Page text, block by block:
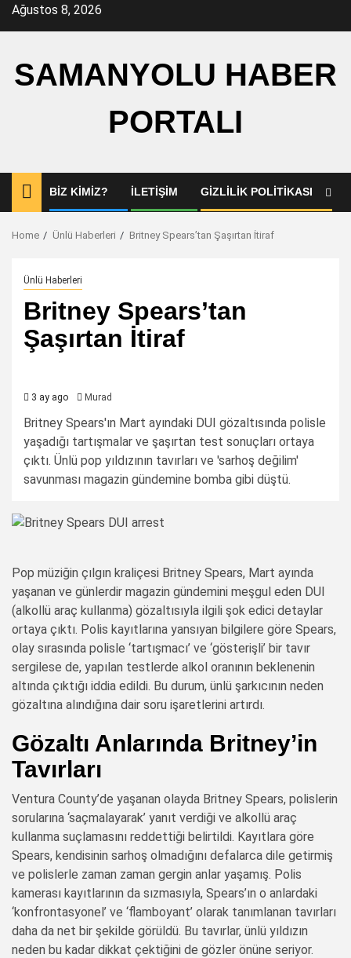
SkipAğustos 8, 2026
SAMANYOLU HABER
PORTALI
BIZ KIMIZ? İLETIŞIM GIZLILIK POLITIKASI
Home Ünlü Haberleri Britney Spears’tan Şaşırtan İtiraf
Ünlü Haberleri
Britney Spears’tan
Şaşırtan İtiraf
3 ay ago Murad
Britney Spears'ın Mart ayındaki DUI gözaltısında polisle
yaşadığı tartışmalar ve şaşırtan test sonuçları ortaya
çıktı. Ünlü pop yıldızının tavırları ve 'sarhoş değilim'
savunması magazin gündemine bomba gibi düştü.
Pop müziğin çılgın kraliçesi Britney Spears, Mart ayında
yaşanan ve günlerdir magazin gündemini meşgul eden DUI
(alkollü araç kullanma) gözaltısıyla ilgili şok edici detaylar
ortaya çıktı. Polis kayıtlarına yansıyan bilgilere göre Spears,
olay sırasında polisle ‘tartışmacı’ ve ‘gösterişli’ bir tavır
sergilese de, yapılan testlerde alkol oranının beklenenin
altında çıktığı iddia edildi. Bu durum, ünlü şarkıcının neden
gözaltına alındığına dair soru işaretlerini artırdı.
Gözaltı Anlarında Britney’in
Tavırları
Ventura County’de yaşanan olayda Britney Spears, polislerin
sorularına ‘saçmalayarak’ yanıt verdiği ve alkollü araç
kullanma suçlamasını reddettiği belirtildi. Kayıtlara göre
Spears, kendisinin sarhoş olmadığını defalarca dile getirmiş
ve polislerle zaman zaman gergin anlar yaşamış. Polis
kamerası kayıtlarının da sızmasıyla, Spears’ın o anlardaki
‘konfrontasyonel’ ve ‘flamboyant’ olarak tanımlanan tavırları
daha da net bir şekilde görüldü. Bu tavırlar, ünlü yıldızın
neden bu kadar dikkat çektiğini de gözler önüne seriyor.